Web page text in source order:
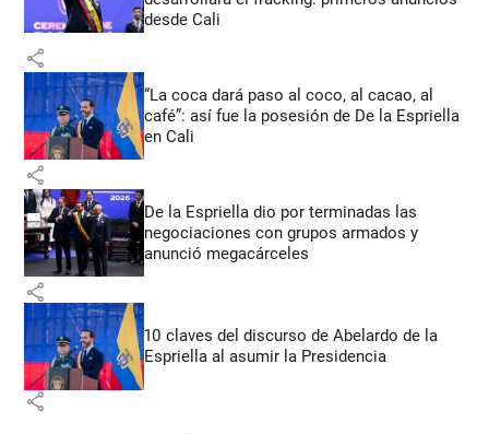
desde Cali
share
“La coca dará paso al coco, al cacao, al
café”: así fue la posesión de De la Espriella
en Cali
share
De la Espriella dio por terminadas las
negociaciones con grupos armados y
anunció megacárceles
share
10 claves del discurso de Abelardo de la
Espriella al asumir la Presidencia
share